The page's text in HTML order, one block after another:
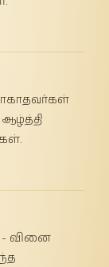
- வினை